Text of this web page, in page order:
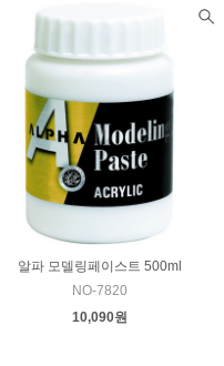
알파 모델링페이스트 500ml
NO-7820
10,090원